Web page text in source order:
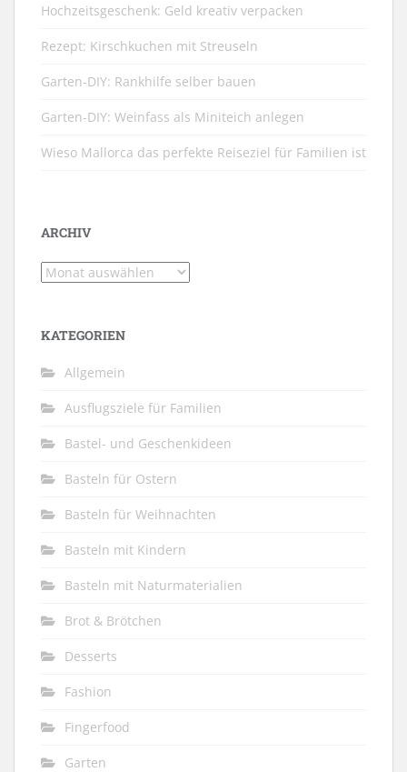
Hochzeitsgeschenk: Geld kreativ verpacken
Rezept: Kirschkuchen mit Streuseln
Garten-DIY: Rankhilfe selber bauen
Garten-DIY: Weinfass als Miniteich anlegen
Wieso Mallorca das perfekte Reiseziel für Familien ist
ARCHIV
Archiv
KATEGORIEN
Allgemein
Ausflugsziele für Familien
Bastel- und Geschenkideen
Basteln für Ostern
Basteln für Weihnachten
Basteln mit Kindern
Basteln mit Naturmaterialien
Brot & Brötchen
Desserts
Fashion
Fingerfood
Garten